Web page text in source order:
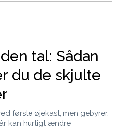
tal: Sådan
du de skjulte
første øjekast, men gebyrer,
kan hurtigt ændre